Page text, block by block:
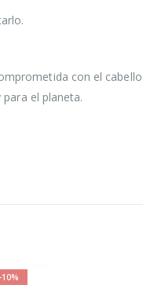
con el
el planeta.
-10%